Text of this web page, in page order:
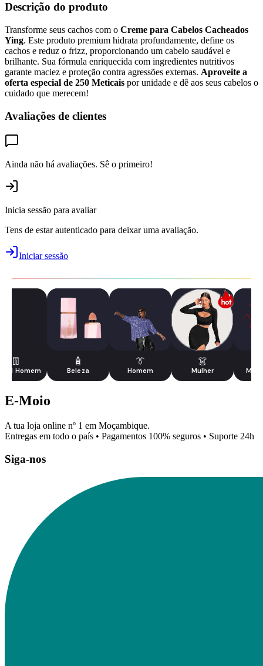
Descrição do produto
Transforme seus cachos com o Creme para Cabelos Cacheados
Ying. Este produto premium hidrata profundamente, define os
cachos e reduz o frizz, proporcionando um cabelo saudável e
brilhante. Sua fórmula enriquecida com ingredientes nutritivos
garante maciez e proteção contra agressões externas. Aproveite a
oferta especial de 250 Meticais por unidade e dê aos seus cabelos o
cuidado que merecem!
Avaliações de clientes
Ainda não há avaliações. Sê o primeiro!
Inicia sessão para avaliar
Tens de estar autenticado para deixar uma avaliação.
Iniciar sessão
👖
Homem
🧴
Beleza
👔
Homem
👗
Mulher
E-Moio
A tua loja online nº 1 em Moçambique.
Entregas em todo o país • Pagamentos 100% seguros • Suporte 24h
Siga-nos